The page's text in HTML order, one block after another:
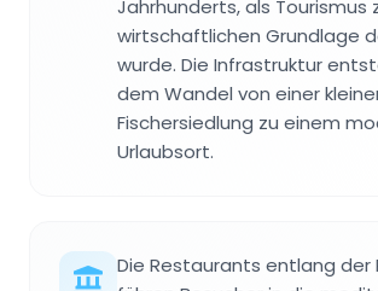
Jahrhunderts, als Tourismus
wirtschaftlichen Grundlage
wurde. Die Infrastruktur
dem Wandel von einer
Fischersiedlung zu einem
Urlaubsort.
Die Restaurants entlang der